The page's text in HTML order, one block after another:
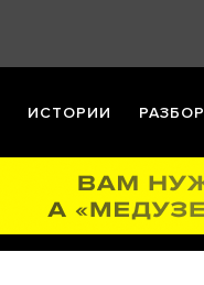
ИСТОРИИ РАЗБОР